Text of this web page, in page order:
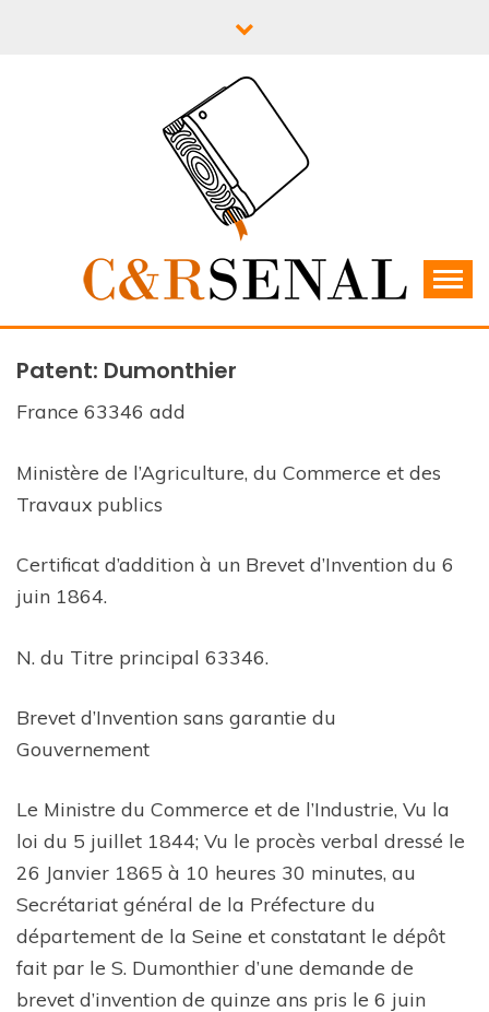
C&RSENAL
Patent: Dumonthier
France 63346 add
Ministère de l’Agriculture, du Commerce et des
Travaux publics
Certificat d’addition à un Brevet d’Invention du 6
juin 1864.
N. du Titre principal 63346.
Brevet d’Invention sans garantie du
Gouvernement
Le Ministre du Commerce et de l’Industrie, Vu la
loi du 5 juillet 1844; Vu le procès verbal dressé le
26 Janvier 1865 à 10 heures 30 minutes, au
Secrétariat général de la Préfecture du
département de la Seine et constatant le dépôt
fait par le S. Dumonthier d’une demande de
brevet d’invention de quinze ans pris le 6 juin